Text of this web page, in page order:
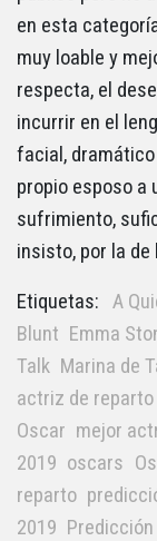
en esta
muy loable y
respecta, el
incurrir en el
facial,
propio esposo a
sufrimiento,
insisto, por la
Etiquetas: A
Blunt Emma
Talk Marina de
actriz de reparto
Oscar mejor
2019 oscars
reparto
2019